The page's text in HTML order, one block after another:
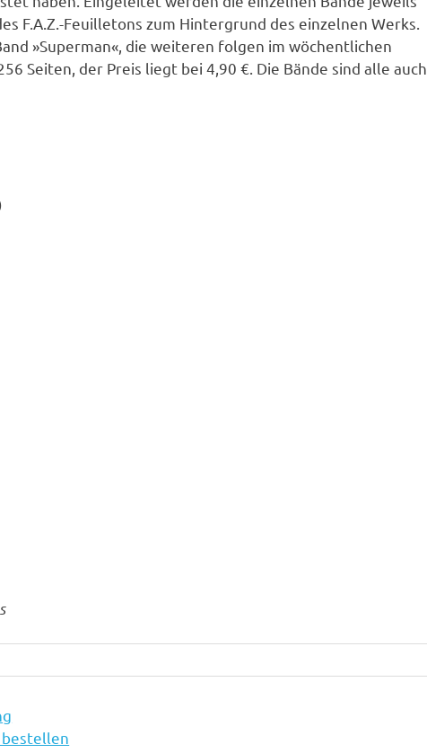
F.A.Z.-Feuilletons zum Hintergrund des einzelnen Werks.
»Superman«, die weiteren folgen im wöchentlichen
Seiten, der Preis liegt bei 4,90 €. Die Bände sind alle auch
bestellen